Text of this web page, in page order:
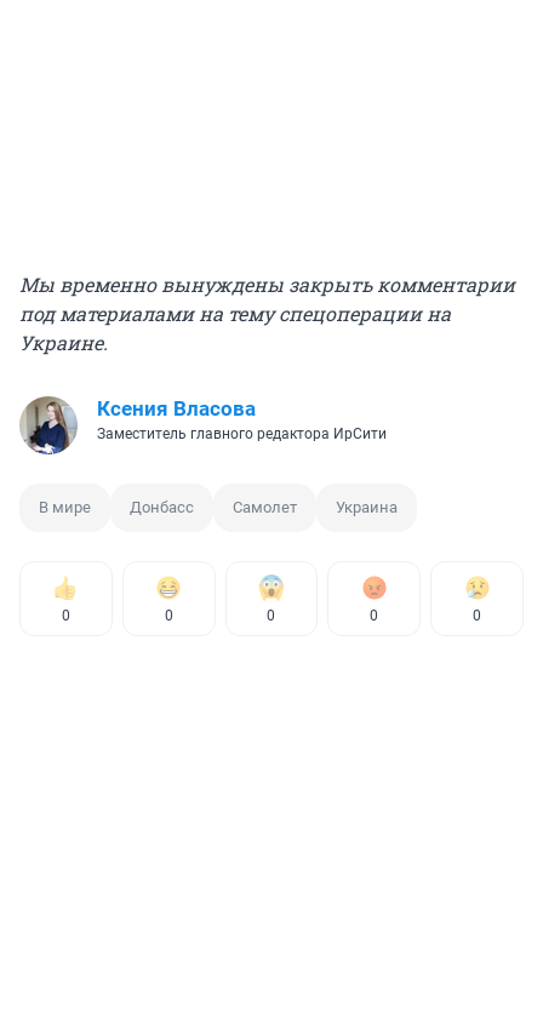
Мы временно вынуждены закрыть комментарии
под материалами на тему спецоперации на
Украине.
Ксения Власова
Заместитель главного редактора ИрСити
В мире Донбасс Самолет Украина
0 0 0 0 0